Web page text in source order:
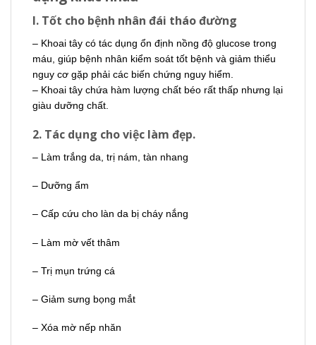
l. Tốt cho bệnh nhân đái tháo đường
– Khoai tây có tác dụng ổn định nồng độ glucose trong
máu, giúp bệnh nhân kiểm soát tốt bệnh và giảm thiểu
nguy cơ gặp phải các biến chứng nguy hiểm.
– Khoai tây chứa hàm lượng chất béo rất thấp nhưng lại
giàu dưỡng chất.
2. Tác dụng cho việc làm đẹp.
– Làm trắng da, trị nám, tàn nhang
– Dưỡng ẩm
– Cấp cứu cho làn da bị cháy nắng
– Làm mờ vết thâm
– Trị mụn trứng cá
– Giảm sưng bọng mắt
– Xóa mờ nếp nhăn